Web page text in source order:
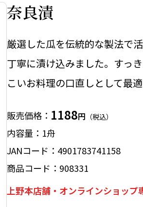
奈良漬
厳選した瓜を伝統的な製法で
丁寧に漬け込みました。すっ
こいお料理の口直しとして最適
販売価格 1188円 （税込）
内容量
1舟
JANコード
4901783741158
商品コード
908331
上野本店舗・オンラインショップ